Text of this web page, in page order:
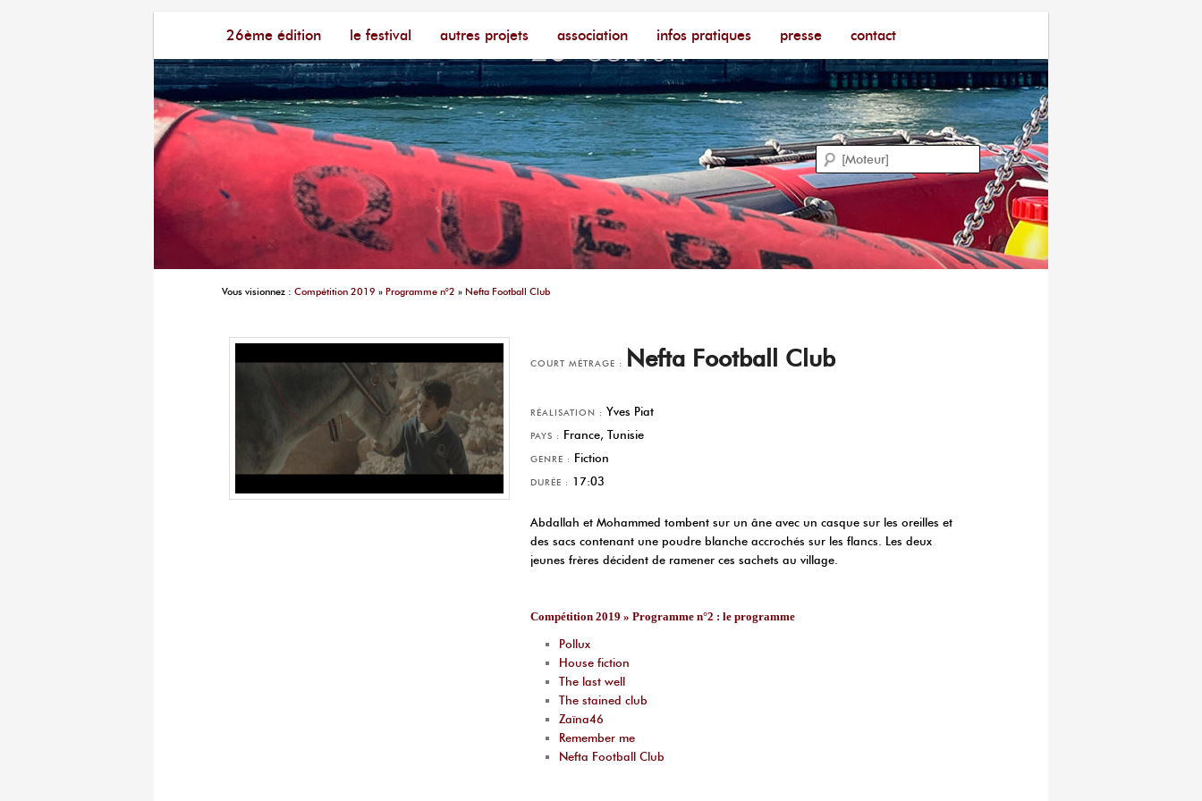
aller au contenu principal
aller au contenu secondaire
26ème édition le festival autres projets association infos pratiques presse contact
Recherche
Vous visionnez : Compétition 2019 » Programme n°2 » Nefta Football Club
COURT MÉTRAGE : Nefta Football Club
RÉALISATION : Yves Piat
PAYS : France, Tunisie
GENRE : Fiction
DURÉE : 17:03
Abdallah et Mohammed tombent sur un âne avec un casque sur les oreilles et
des sacs contenant une poudre blanche accrochés sur les flancs. Les deux
jeunes frères décident de ramener ces sachets au village.
Compétition 2019 » Programme n°2 : le programme
Pollux
House fiction
The last well
The stained club
Zaïna46
Remember me
Nefta Football Club